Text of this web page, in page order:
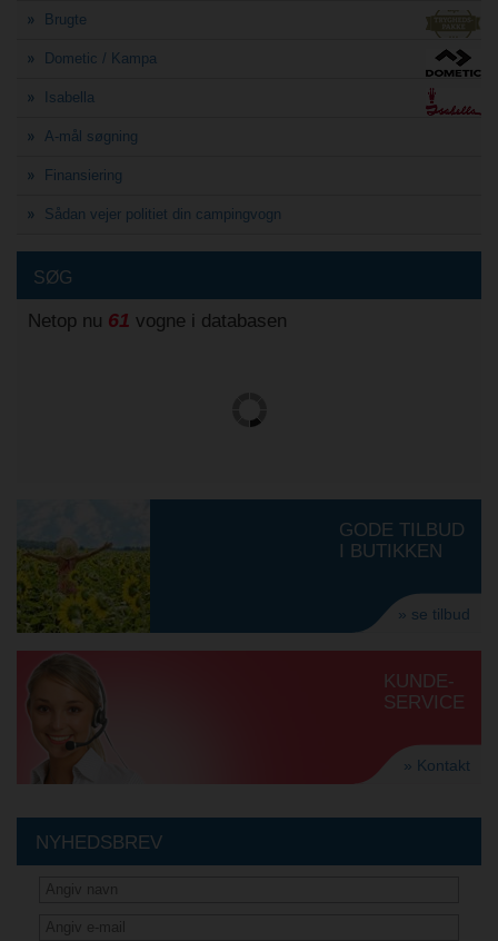
Brugte
Dometic / Kampa
Isabella
A-mål søgning
Finansiering
Sådan vejer politiet din campingvogn
SØG
Netop nu 61 vogne i databasen
GODE TILBUD
I BUTIKKEN
» se tilbud
KUNDE-
SERVICE
» Kontakt
NYHEDSBREV